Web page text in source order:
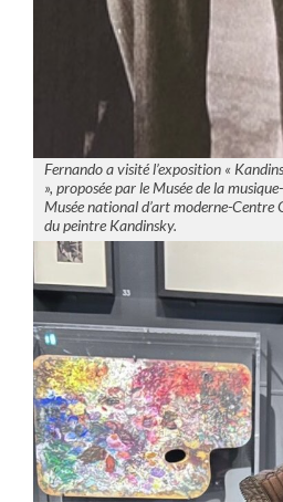
Fernando a visité l’exposition «
», proposée par le Musée de la
Musée national d’art moderne-
du peintre Kandinsky.